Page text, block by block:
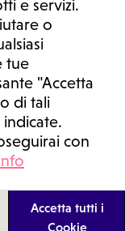
e servizi.
o
tue
"Accetta
di tali
con
Accetta tutti i
Cookie
o l'assunzione o
un medico di
cookie